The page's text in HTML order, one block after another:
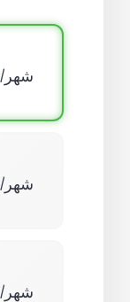
/شهر
/شهر
/شهر